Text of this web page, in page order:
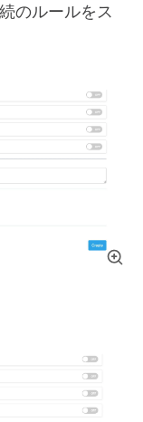
のルールをス